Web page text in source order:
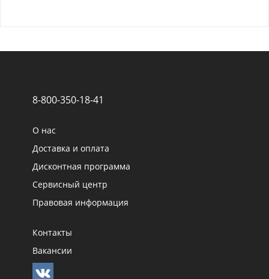
8-800-350-18-41
О нас
Доставка и оплата
Дисконтная программа
Сервисный центр
Правовая информация
Контакты
Вакансии